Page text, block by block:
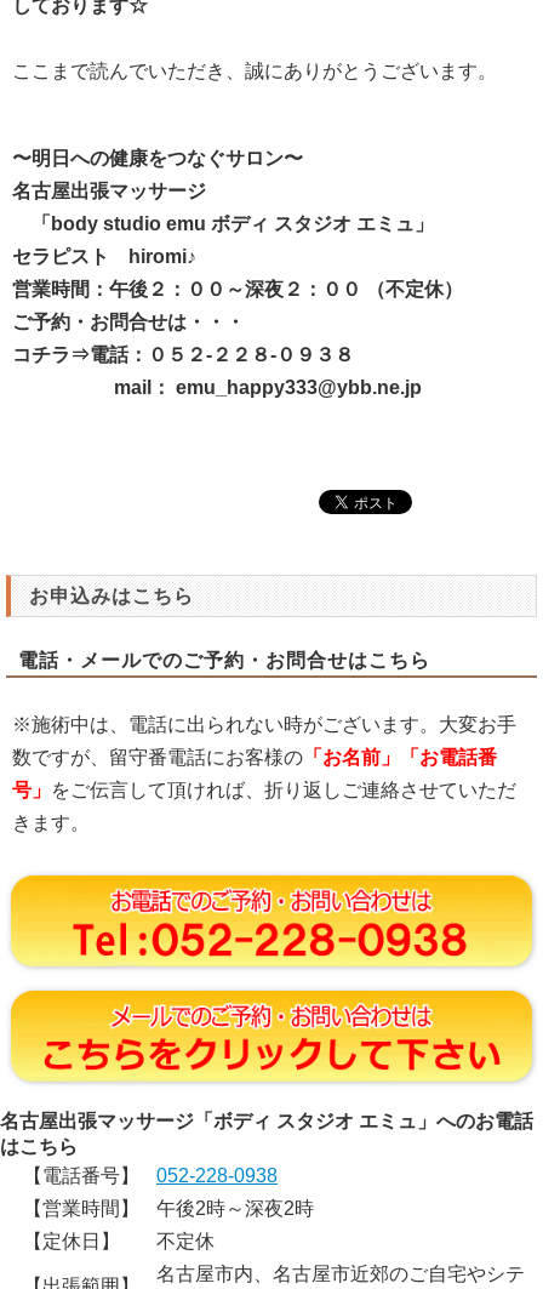
しております☆
ここまで読んでいただき、誠にありがとうございます。
〜明日への健康をつなぐサロン〜
名古屋出張マッサージ
「body studio emu ボディ スタジオ エミュ」
セラピスト hiromi♪
営業時間：午後２：００～深夜２：００ （不定休）
ご予約・お問合せは・・・
コチラ⇒電話：０５２-２２８-０９３８
mail： emu_happy333@ybb.ne.jp
お申込みはこちら
電話・メールでのご予約・お問合せはこちら
※施術中は、電話に出られない時がございます。大変お手
数ですが、留守番電話にお客様の 「お名前」「お電話番
号」 をご伝言して頂ければ、折り返しご連絡させていただ
きます。
名古屋出張マッサージ「ボディ スタジオ エミュ」へのお電話
はこちら
【電話番号】
052-228-0938
【営業時間】
午後2時～深夜2時
【定休日】
不定休
名古屋市内、名古屋市近郊のご自宅やシテ